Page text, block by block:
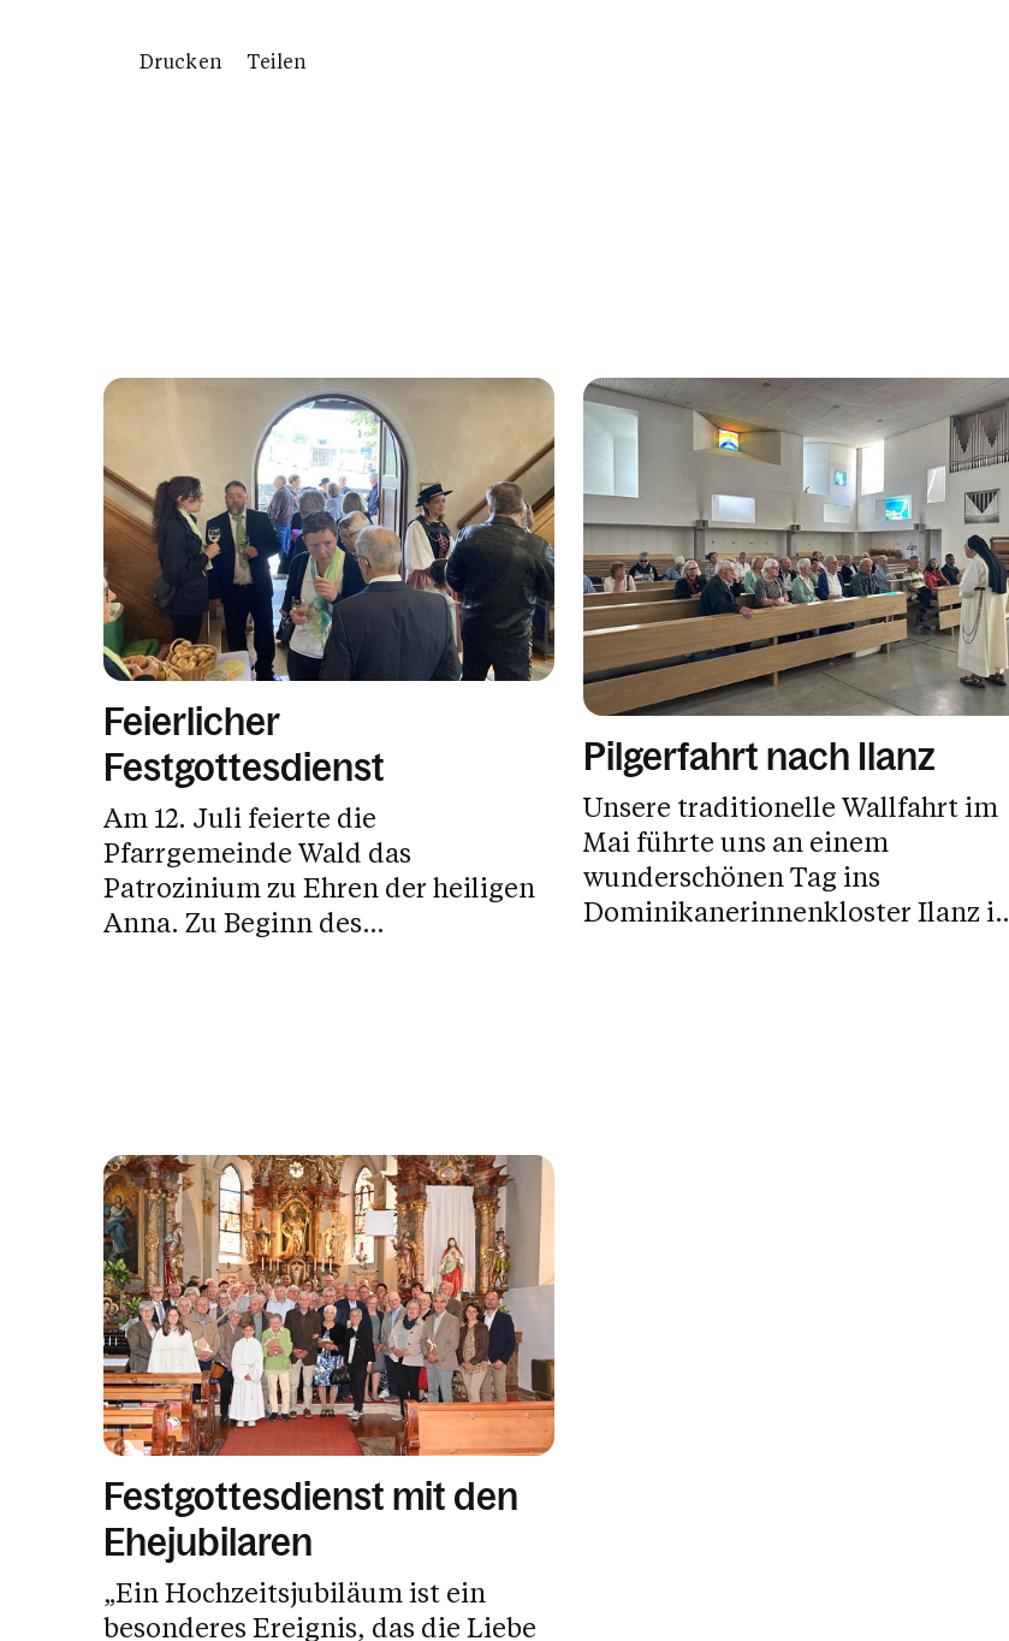
Drucken Teilen
Feierlicher
Festgottesdienst
Am 12. Juli feierte die
Pfarrgemeinde Wald das
Patrozinium zu Ehren der heiligen
Anna. Zu Beginn des
Pilgerfahrt nach Ilanz
Unsere traditionelle Wallfahrt im
Mai führte uns an einem
wunderschönen Tag ins
Dominikanerinnenkloster Ilanz in
Festgottesdienst mit den
Ehejubilaren
„Ein Hochzeitsjubiläum ist ein
besonderes Ereignis, das die Liebe